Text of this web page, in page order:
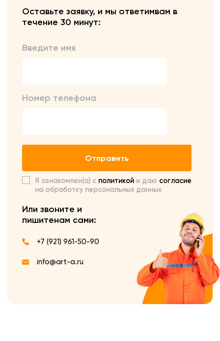
Оставьте заявку, и мы ответимвам в
течение 30 минут:
Введите имя
Номер телефона
Отправить
Я ознакомлен(а) с политикой и даю согласие
на обработку персональных данных
Или звоните и
пишитенам сами:
+7 (921) 961-50-90
info@art-a.ru